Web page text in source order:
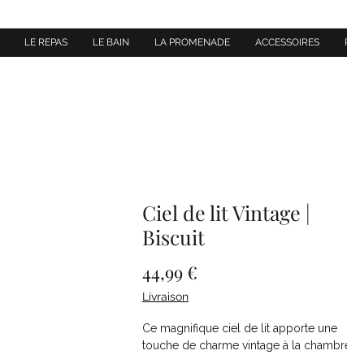
LE REPAS LE BAIN LA PROMENADE ACCESSOIRES
Ciel de lit Vintage |
Biscuit
44,99 €
Livraison
Ce magnifique ciel de lit apporte une
touche de charme vintage à la